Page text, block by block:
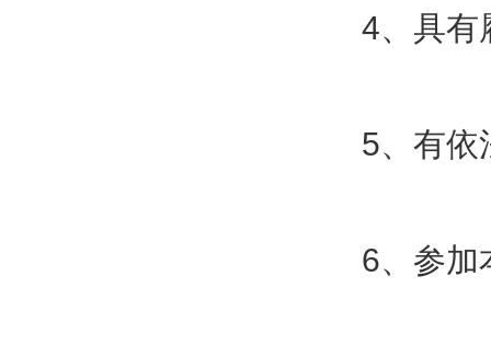
4、具有
5、有依
6、参加